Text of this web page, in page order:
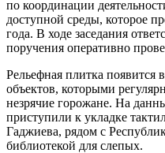
по координации
доступной среды, которое
года. В ходе заседания
поручения оперативно
Рельефная плитка
объектов, которыми
незрячие горожане. На
приступили к укладке
Гаджиева, рядом с
библиотекой для слепых.